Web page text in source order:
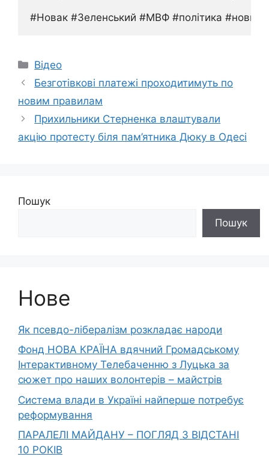
#Новак #Зеленський #МВФ #політика
Категорії
Відео
Безготівкові платежі проходитимуть по
новим правилам
Прихильники Стерненка влаштували
акцію протесту біля пам’ятника Дюку в Одесі
Пошук
Пошук
Нове
Як псевдо-лібералізм розкладає народи
Фонд НОВА КРАЇНА вдячний Громадському
Інтерактивному Телебаченню з Луцька за
сюжет про наших волонтерів – майстрів
Система влади в Україні найперше потребує
реформування
ПАРАЛЕЛІ МАЙДАНУ – ПОГЛЯД З ВІДСТАНІ
10 РОКІВ